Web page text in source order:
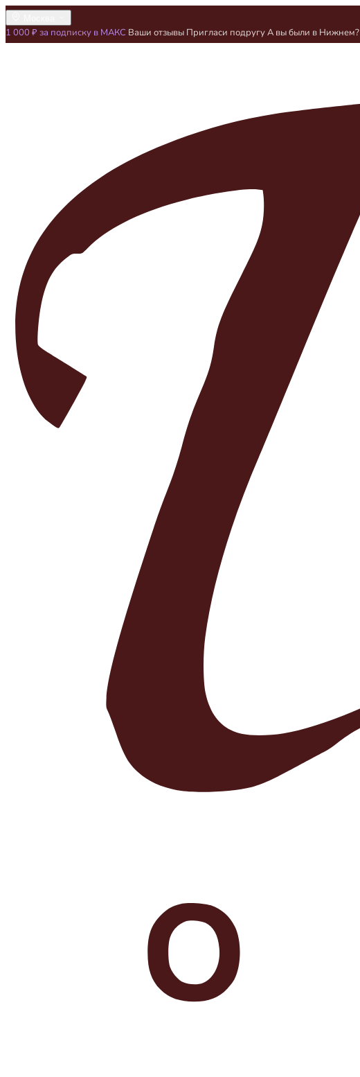
1 000 ₽ за подписку в МАКС Ваши отзывы Пригласи подругуА вы были в Нижнем?